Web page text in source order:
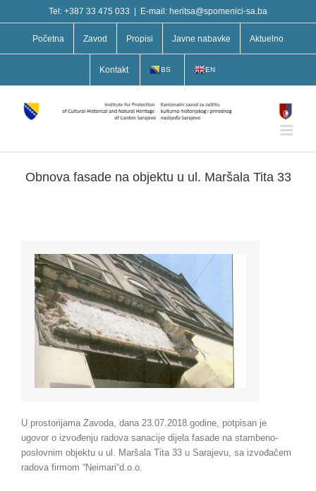
to
Tel: +387 33 475 033 E-mail: heritsa@spomenici-sa.ba
Početna Zavod Propisi Javne nabavke Aktuelno
Kontakt BS EN
Obnova fasade na objektu u ul. Maršala Tita 33
U prostorijama Zavoda, dana 23.07.2018.godine, potpisan je
ugovor o izvođenju radova sanacije dijela fasade na stambeno-
poslovnim objektu u ul. Maršala Tita 33 u Sarajevu, sa izvođačem
radova firmom “Neimari“d.o.o.